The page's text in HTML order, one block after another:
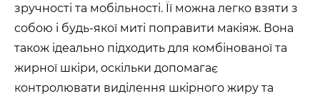
зручності та мобільності. Її можна легко взяти з
собою і будь-якої миті поправити макіяж. Вона
також ідеально підходить для комбінованої та
жирної шкіри, оскільки допомагає
контролювати виділення шкірного жиру та